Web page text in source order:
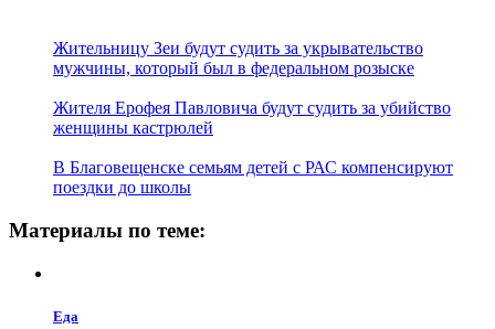
Жительницу Зеи будут судить за укрывательство
мужчины, который был в федеральном розыске
Жителя Ерофея Павловича будут судить за убийство
женщины кастрюлей
В Благовещенске семьям детей с РАС компенсируют
поездки до школы
Материалы по теме:
Еда